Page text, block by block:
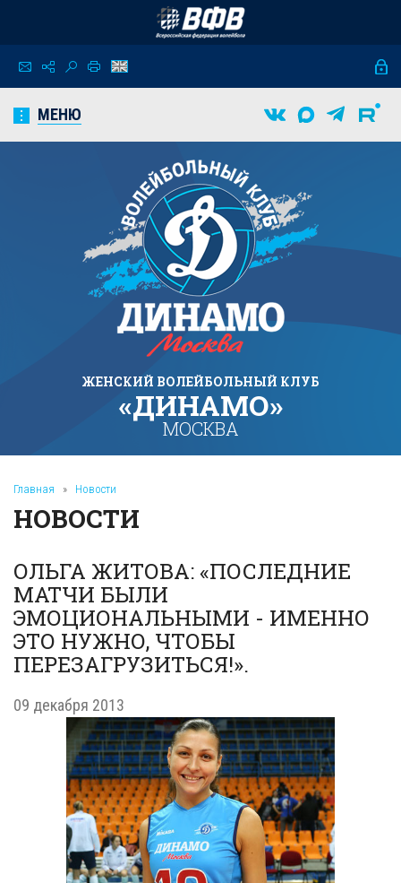
МЕНЮ
ЖЕНСКИЙ ВОЛЕЙБОЛЬНЫЙ КЛУБ
«ДИНАМО»
МОСКВА
Главная » Новости
НОВОСТИ
ОЛЬГА ЖИТОВА: «ПОСЛЕДНИЕ
МАТЧИ БЫЛИ
ЭМОЦИОНАЛЬНЫМИ - ИМЕННО
ЭТО НУЖНО, ЧТОБЫ
ПЕРЕЗАГРУЗИТЬСЯ!».
09 декабря 2013